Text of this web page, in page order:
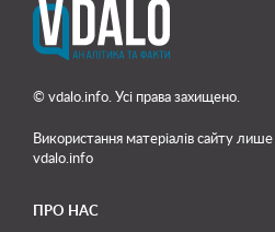
© vdalo.info. Усі права захищено.
Використання матеріалів сайту лише
vdalo.info
ПРО НАС